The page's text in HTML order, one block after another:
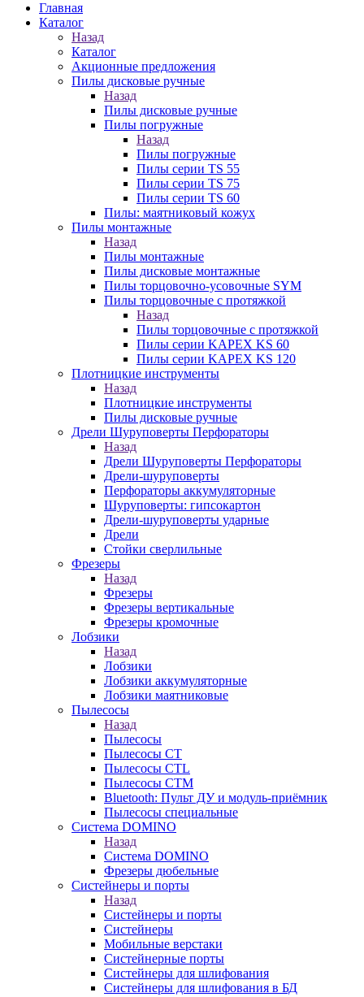
Главная
Каталог
Назад
Каталог
Акционные предложения
Пилы дисковые ручные
Назад
Пилы дисковые ручные
Пилы погружные
Назад
Пилы погружные
Пилы серии TS 55
Пилы серии TS 75
Пилы серии TS 60
Пилы: маятниковый кожух
Пилы монтажные
Назад
Пилы монтажные
Пилы дисковые монтажные
Пилы торцовочно-усовочные SYM
Пилы торцовочные с протяжкой
Назад
Пилы торцовочные с протяжкой
Пилы серии KAPEX KS 60
Пилы серии KAPEX KS 120
Плотницкие инструменты
Назад
Плотницкие инструменты
Пилы дисковые ручные
Дрели Шуруповерты Перфораторы
Назад
Дрели Шуруповерты Перфораторы
Дрели-шуруповерты
Перфораторы аккумуляторные
Шуруповерты: гипсокартон
Дрели-шуруповерты ударные
Дрели
Стойки сверлильные
Фрезеры
Назад
Фрезеры
Фрезеры вертикальные
Фрезеры кромочные
Лобзики
Назад
Лобзики
Лобзики аккумуляторные
Лобзики маятниковые
Пылесосы
Назад
Пылесосы
Пылесосы CT
Пылесосы CTL
Пылесосы CTM
Bluetooth: Пульт ДУ и модуль-приёмник
Пылесосы специальные
Система DOMINO
Назад
Система DOMINO
Фрезеры дюбельные
Систейнеры и порты
Назад
Систейнеры и порты
Систейнеры
Мобильные верстаки
Систейнерные порты
Систейнеры для шлифования
Систейнеры для шлифования в БД